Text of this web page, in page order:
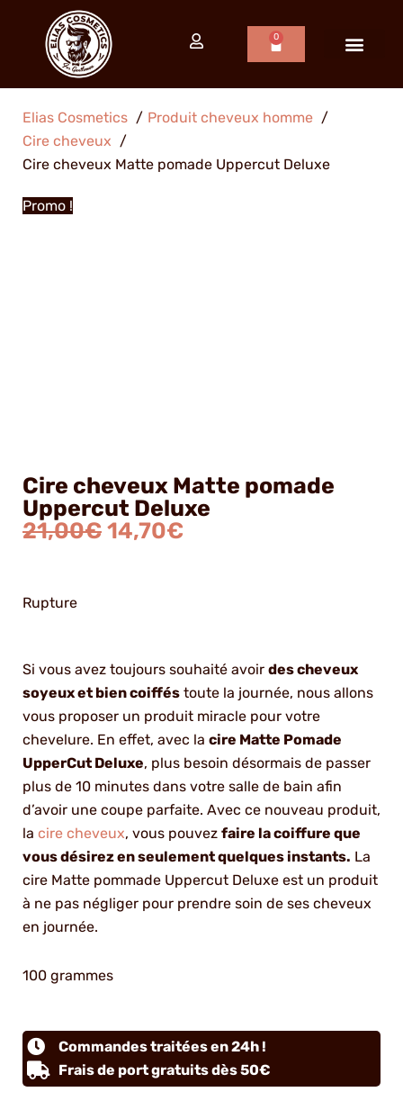
contenu
0
Panier
Elias Cosmetics
Produit cheveux homme
Cire cheveux
Cire cheveux Matte pomade Uppercut Deluxe
Promo !
Cire cheveux Matte pomade
Uppercut Deluxe
21,00€ Le
14,70€
Rupture
Si vous avez toujours souhaité avoir des cheveux
soyeux et bien coiffés toute la journée, nous allons
vous proposer un produit miracle pour votre
chevelure. En effet, avec la cire Matte Pomade
UpperCut Deluxe, plus besoin désormais de passer
plus de 10 minutes dans votre salle de bain afin
d’avoir une coupe parfaite. Avec ce nouveau produit,
la cire cheveux, vous pouvez faire la coiffure que
vous désirez en seulement quelques instants. La
cire Matte pommade Uppercut Deluxe est un produit
à ne pas négliger pour prendre soin de ses cheveux
en journée.
100 grammes
Commandes traitées en 24h !
Frais de port gratuits dès 50€